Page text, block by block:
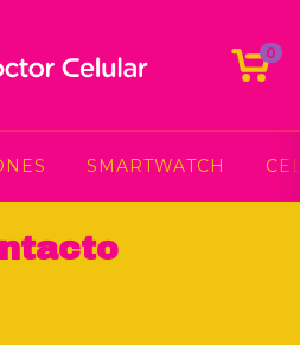
0
SMARTWATCH